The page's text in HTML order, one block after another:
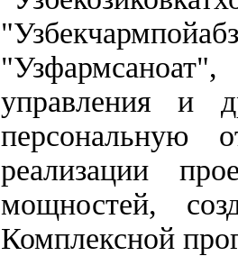
управления и
персональную
реализации
мощностей,
Комплексной